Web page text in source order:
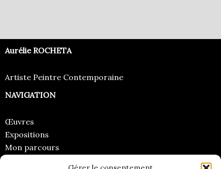
Aurélie ROCHETA
Artiste Peintre Contemporaine
NAVIGATION
Œuvres
Expositions
Mon parcours